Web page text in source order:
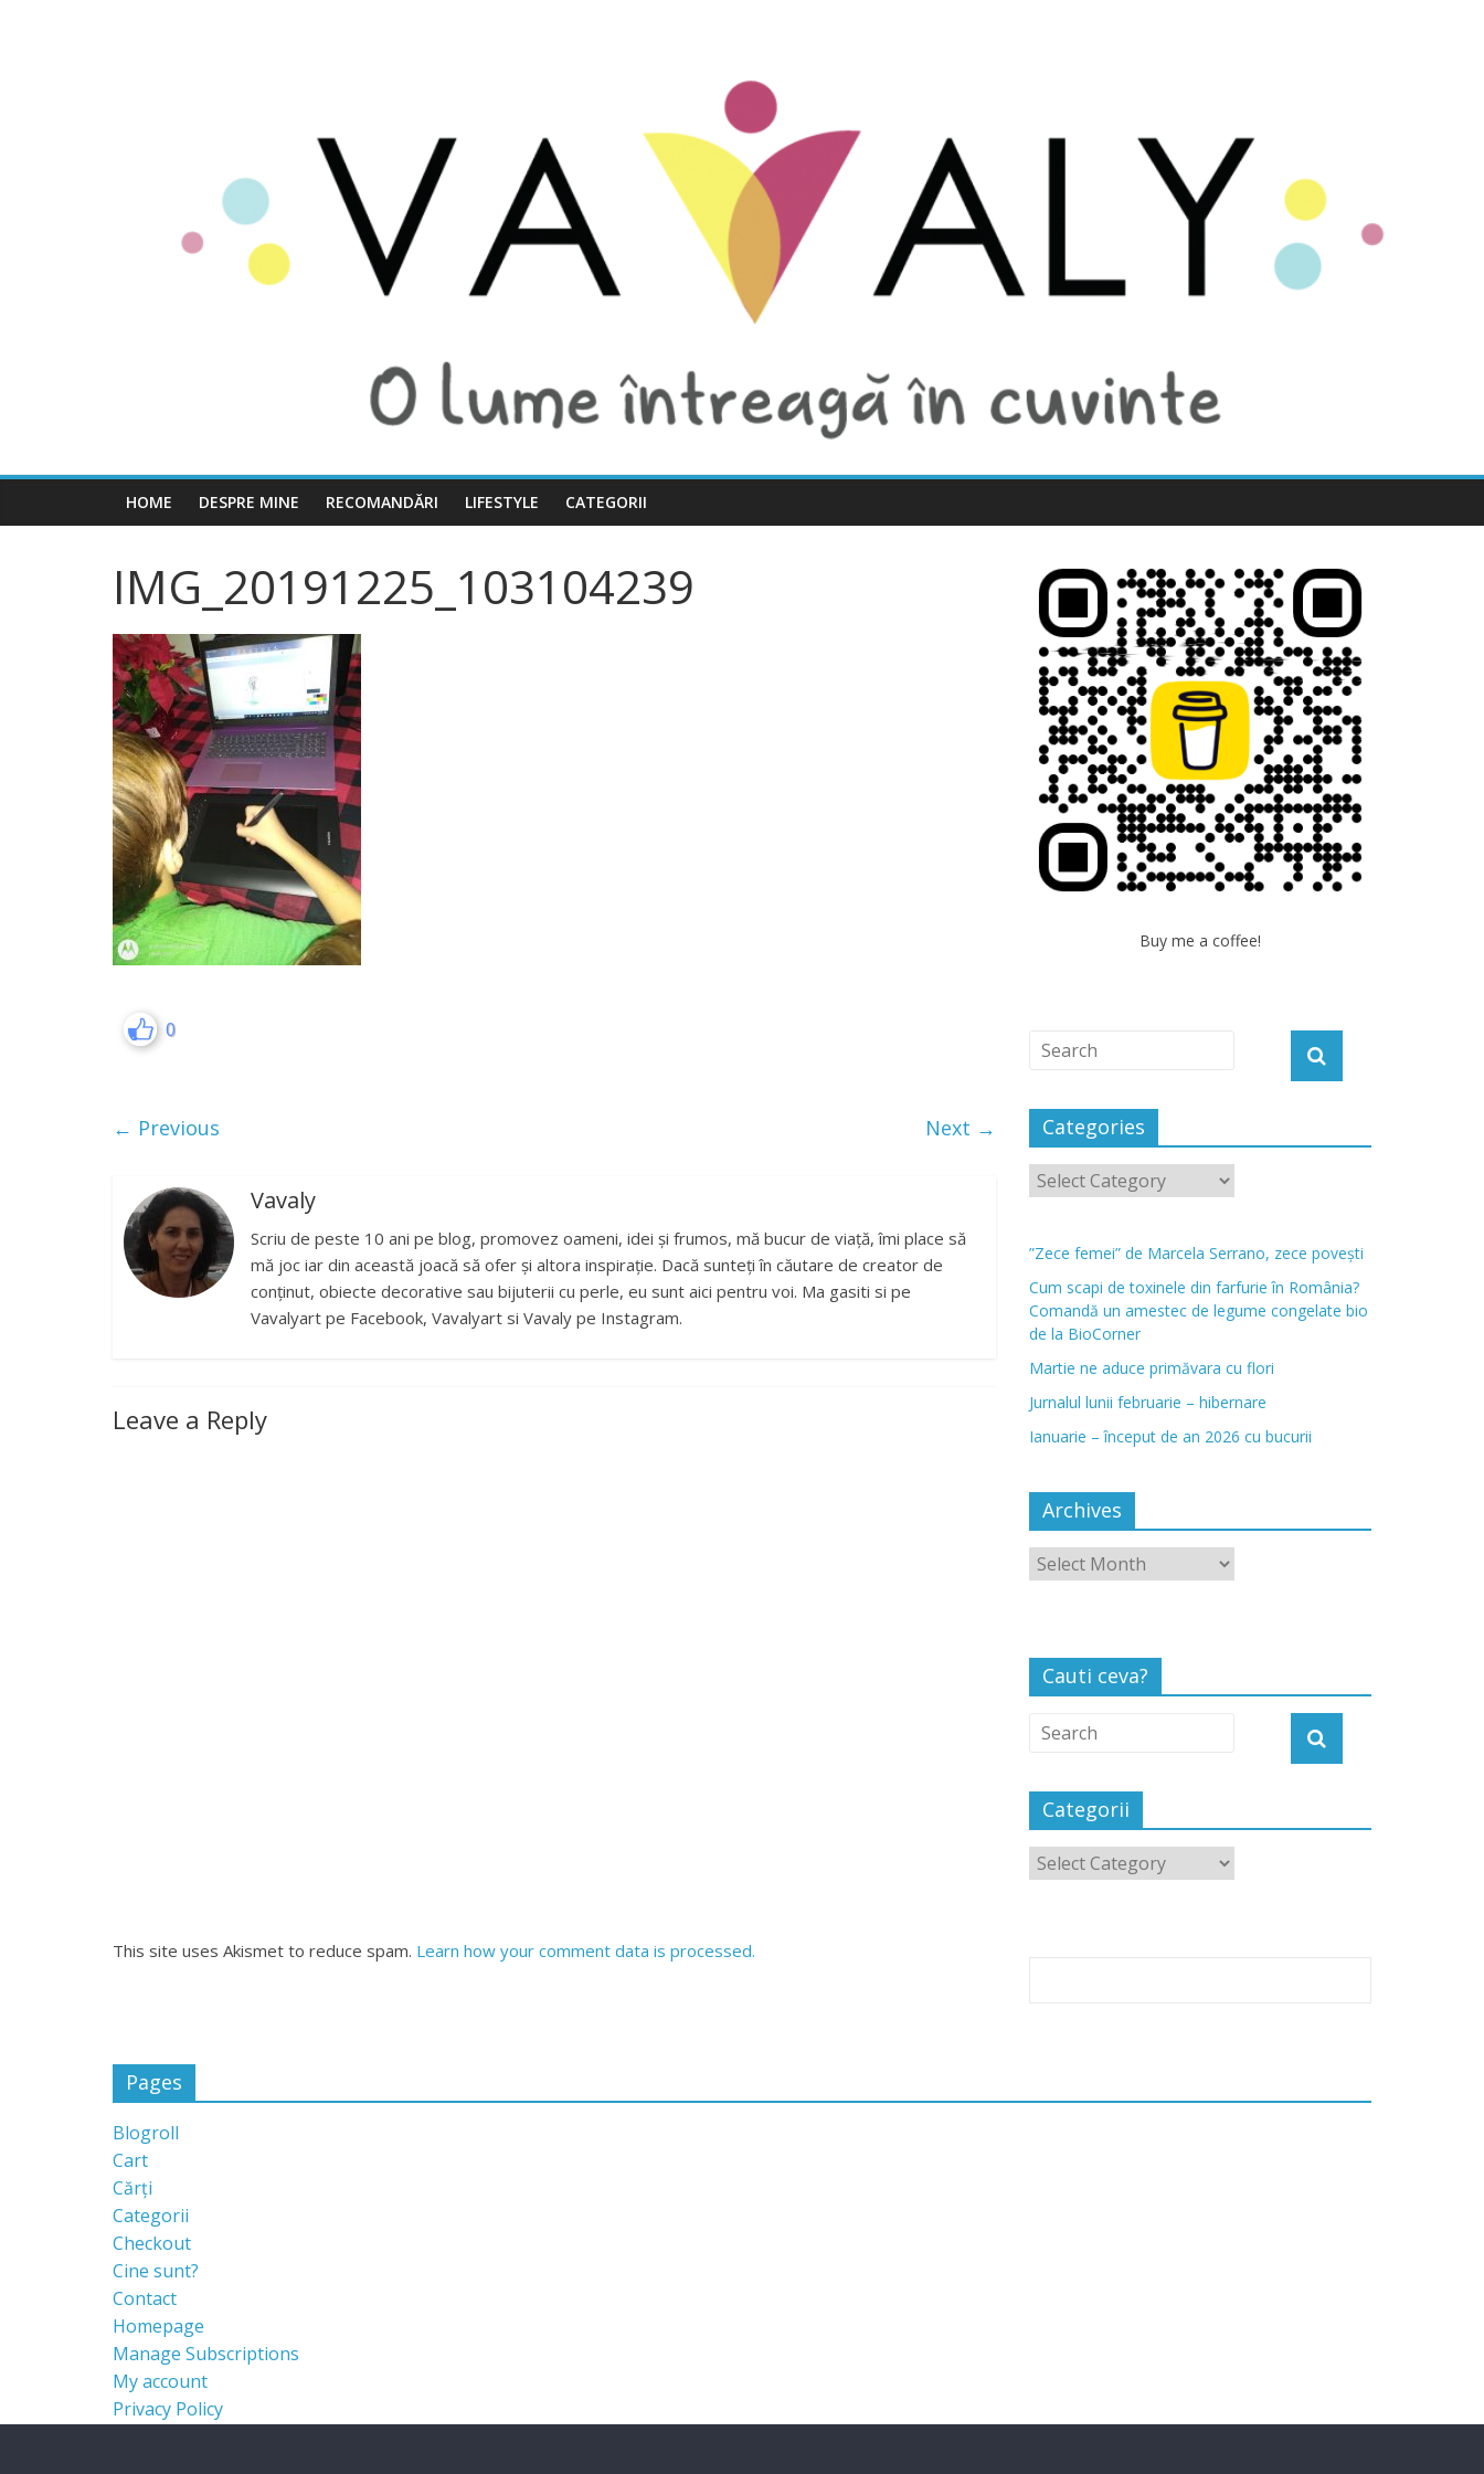
HOME DESPRE MINE RECOMANDĂRI LIFESTYLE CATEGORII
IMG_20191225_103104239
0
← Previous Next →
Vavaly
Scriu de peste 10 ani pe blog, promovez oameni, idei și frumos, mă bucur de viață, îmi place să
mă joc iar din această joacă să ofer și altora inspirație. Dacă sunteți în căutare de creator de
conținut, obiecte decorative sau bijuterii cu perle, eu sunt aici pentru voi. Ma gasiti si pe
Vavalyart pe Facebook, Vavalyart si Vavaly pe Instagram.
Leave a Reply
This site uses Akismet to reduce spam. Learn how your comment data is processed.
Buy me a coffee!
Categories
”Zece femei” de Marcela Serrano, zece povești
Cum scapi de toxinele din farfurie în România?
Comandă un amestec de legume congelate bio
de la BioCorner
Martie ne aduce primăvara cu flori
Jurnalul lunii februarie – hibernare
Ianuarie – început de an 2026 cu bucurii
Archives
Cauti ceva?
Categorii
Pages
Blogroll
Cart
Cărți
Categorii
Checkout
Cine sunt?
Contact
Homepage
Manage Subscriptions
My account
Privacy Policy